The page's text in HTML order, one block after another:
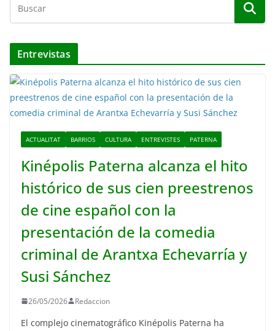
Entrevistas
ACTUALITAT BARRIOS CULTURA ENTREVISTES PATERNA
Kinépolis Paterna alcanza el hito
histórico de sus cien preestrenos
de cine español con la
presentación de la comedia
criminal de Arantxa Echevarría y
Susi Sánchez
26/05/2026 Redaccion
El complejo cinematográfico Kinépolis Paterna ha